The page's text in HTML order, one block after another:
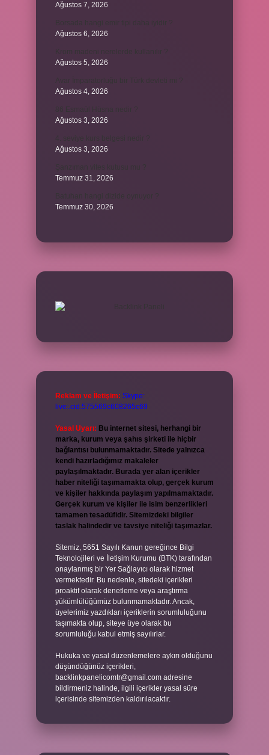
Ağustos 7, 2026
Ağustos 6, 2026
Ağustos 5, 2026
Ağustos 4, 2026
Ağustos 3, 2026
Ağustos 3, 2026
Temmuz 31, 2026
Temmuz 30, 2026
Reklam ve İletişim: Skype:
live:.cid.575569c608265c69
Yasal Uyarı: Bu internet sitesi, herhangi bir
marka, kurum veya şahıs şirketi ile hiçbir
bağlantısı bulunmamaktadır. Sitede yalnızca
kendi hazırladığımız makaleler
paylaşılmaktadır. Burada yer alan içerikler
haber niteliği taşımamakta olup, gerçek kurum
ve kişiler hakkında paylaşım yapılmamaktadır.
Gerçek kurum ve kişiler ile isim benzerlikleri
tamamen tesadüfidir. Sitemizdeki bilgiler
taslak halindedir ve tavsiye niteliği taşımazlar.
Sitemiz, 5651 Sayılı Kanun gereğince Bilgi
Teknolojileri ve İletişim Kurumu (BTK) tarafından
onaylanmış bir Yer Sağlayıcı olarak hizmet
vermektedir. Bu nedenle, sitedeki içerikleri
proaktif olarak denetleme veya araştırma
yükümlülüğümüz bulunmamaktadır. Ancak,
üyelerimiz yazdıkları içeriklerin sorumluluğunu
taşımakta olup, siteye üye olarak bu
sorumluluğu kabul etmiş sayılırlar.
Hukuka ve yasal düzenlemelere aykırı olduğunu
düşündüğünüz içerikleri,
backlinkpanelicomtr@gmail.com adresine
bildirmeniz halinde, ilgili içerikler yasal süre
içerisinde sitemizden kaldırılacaktır.